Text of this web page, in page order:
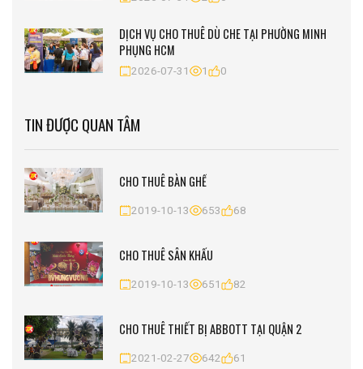
DỊCH VỤ CHO THUÊ DÙ CHE TẠI PHƯỜNG MINH
PHỤNG HCM
2026-07-31 1 0
TIN ĐƯỢC QUAN TÂM
CHO THUÊ BÀN GHẾ
2019-10-13 653 68
CHO THUÊ SÂN KHẤU
2019-10-13 651 82
CHO THUÊ THIẾT BỊ ABBOTT TẠI QUẬN 2
2021-02-27 642 61